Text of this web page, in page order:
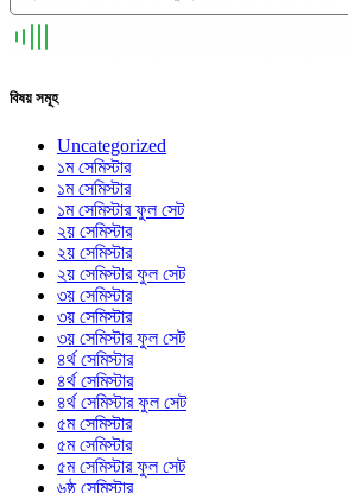
বিষয় সমূহ
Uncategorized
১ম সেমিস্টার
১ম সেমিস্টার
১ম সেমিস্টার ফুল সেট
২য় সেমিস্টার
২য় সেমিস্টার
২য় সেমিস্টার ফুল সেট
৩য় সেমিস্টার
৩য় সেমিস্টার
৩য় সেমিস্টার ফুল সেট
৪র্থ সেমিস্টার
৪র্থ সেমিস্টার
৪র্থ সেমিস্টার ফুল সেট
৫ম সেমিস্টার
৫ম সেমিস্টার
৫ম সেমিস্টার ফুল সেট
৬ষ্ঠ সেমিস্টার